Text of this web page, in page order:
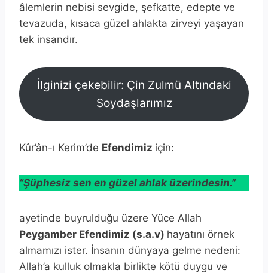
âlemlerin nebisi sevgide, şefkatte, edepte ve
tevazuda, kısaca güzel ahlakta zirveyi yaşayan
tek insandır.
İlginizi çekebilir: Çin Zulmü Altındaki
Soydaşlarımız
Kûr’ân-ı Kerim’de Efendimiz için:
“Şüphesiz sen en güzel ahlak üzerindesin.”
ayetinde buyrulduğu üzere Yüce Allah
Peygamber Efendimiz (s.a.v) hayatını örnek
almamızı ister. İnsanın dünyaya gelme nedeni:
Allah’a kulluk olmakla birlikte kötü duygu ve